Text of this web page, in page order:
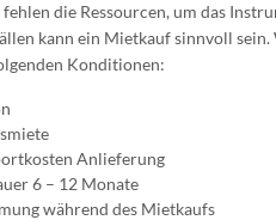
die Ressourcen, um das
kann ein Mietkauf sinnvoll
Konditionen:
Anlieferung
6 – 12 Monate
während des Mietkaufs